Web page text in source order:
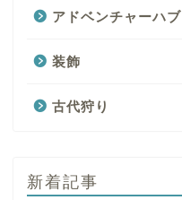
アドベンチャーハブ
装飾
古代狩り
新着記事